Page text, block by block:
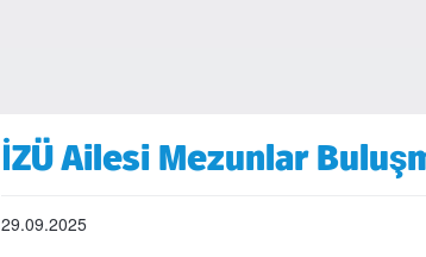
İZÜ Ailesi Mezunlar
29.09.2025